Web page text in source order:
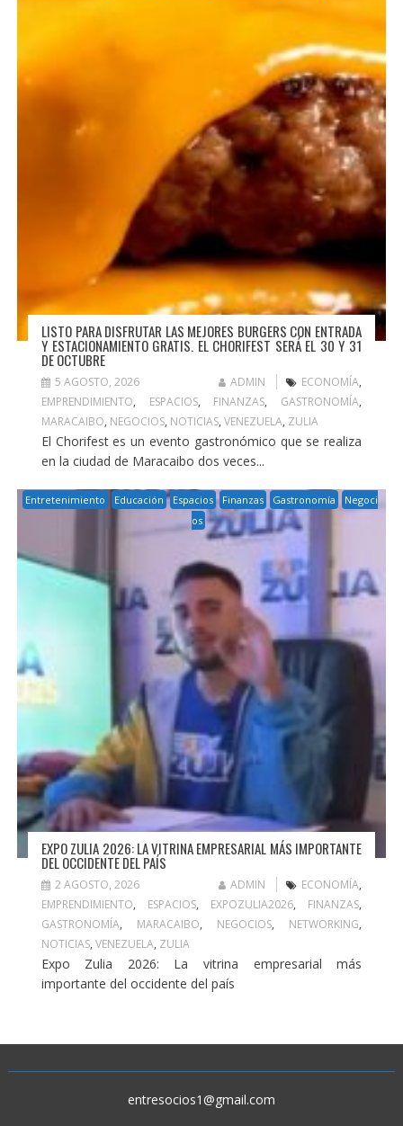
LISTO PARA DISFRUTAR LAS MEJORES BURGERS CON ENTRADA
Y ESTACIONAMIENTO GRATIS. EL CHORIFEST SERÁ EL 30 Y 31
DE OCTUBRE
5 AGOSTO, 2026 ADMIN ECONOMÍA,
EMPRENDIMIENTO, ESPACIOS, FINANZAS, GASTRONOMÍA,
MARACAIBO, NEGOCIOS, NOTICIAS, VENEZUELA, ZULIA
El Chorifest es un evento gastronómico que se realiza
en la ciudad de Maracaibo dos veces...
Entretenimiento Educación Espacios Finanzas Gastronomía
Negoci
os
EXPO ZULIA 2026: LA VITRINA EMPRESARIAL MÁS IMPORTANTE
DEL OCCIDENTE DEL PAÍS
2 AGOSTO, 2026 ADMIN ECONOMÍA,
EMPRENDIMIENTO, ESPACIOS, EXPOZULIA2026, FINANZAS,
GASTRONOMÍA, MARACAIBO, NEGOCIOS, NETWORKING,
NOTICIAS, VENEZUELA, ZULIA
Expo Zulia 2026: La vitrina empresarial más
importante del occidente del país
entresocios1@gmail.com